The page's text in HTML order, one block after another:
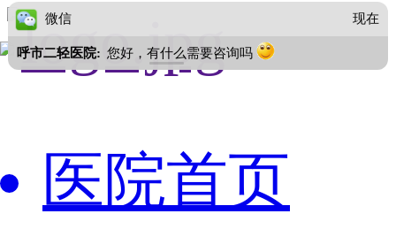
医院首页
微信 现在
呼市二轻医院: 您好，有什么需要咨询吗